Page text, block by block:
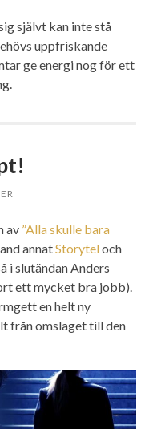
självt kan inte stå
uppfriskande
ge energi nog för ett
av ”Alla skulle bara
annatStoryteloch
i slutändan Anders
ett mycket bra jobb).
en helt ny
från omslaget till den